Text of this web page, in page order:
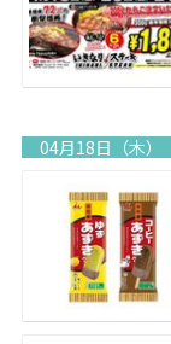
04月18日（木）